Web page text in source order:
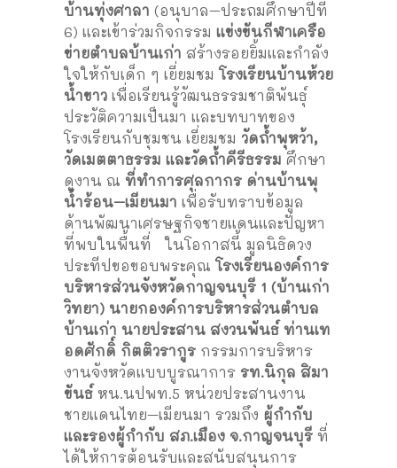
บ้านทุ่งศาลา (อนุบาล–ประถมศึกษาปีที่
6) และเข้าร่วมกิจกรรม แข่งขันกีฬาเครือ
ข่ายตำบลบ้านเก่า สร้างรอยยิ้มและกำลัง
ใจให้กับเด็ก ๆ เยี่ยมชมโรงเรียนบ้านห้วย
น้ำขาว เพื่อเรียนรู้วัฒนธรรมชาติพันธุ์
ประวัติความเป็นมา และบทบาทของ
โรงเรียนกับชุมชน เยี่ยมชม วัดถ้ำพุหว้า,
วัดเมตตาธรรม และวัดถ้ำคีรีธรรม ศึกษา
ดูงาน ณ ที่ทำการศุลกากร ด่านบ้านพุ
น้ำร้อน–เมียนมา เพื่อรับทราบข้อมูล
ด้านพัฒนาเศรษฐกิจชายแดนและปัญหา
ที่พบในพื้นที่ ในโอกาสนี้ มูลนิธิดวง
ประทีปขอขอบพระคุณโรงเรียนองค์การ
บริหารส่วนจังหวัดกาญจนบุรี 1 (บ้านเก่า
วิทยา) นายกองค์การบริหารส่วนตำบล
บ้านเก่า นายประสาน สงวนพันธ์ ท่านเท
อดศักดิ์ กิตติวรากูร กรรมการบริหาร
งานจังหวัดแบบบูรณาการ รท.นิกุล สิมา
ขันธ์ หน.นปพท.5 หน่วยประสานงาน
ชายแดนไทย–เมียนมา รวมถึง ผู้กำกับ
และรองผู้กำกับ สภ.เมือง จ.กาญจนบุรี ที่
ได้ให้การต้อนรับและสนับสนุนการ